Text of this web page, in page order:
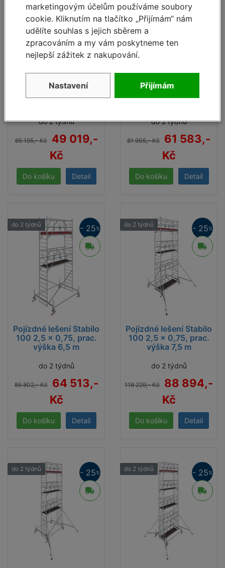
Pojízdné lešení Stabilo
do 2 týdnů
65 195,- Kč
49 019,-
Kč
Detail
Pojízdné lešení Stabilo
100 2,5 x 0,75, prac.
do 2 týdnů
81 905,- Kč
61 583,-
Kč
Detail
Pojízdné lešení Stabilo
100 2,5 x 0,75, prac.
výška 6,5 m
do 2 týdnů
do 2 týdnů
85 802,- Kč
64 513,-
Kč
Detail
- 25%
Pojízdné lešení Stabilo
100 2,5 x 0,75, prac.
výška 7,5 m
do 2 týdnů
do 2 týdnů
118 229,- Kč
88 894,-
Kč
Detail
- 25%
do 2 týdnů - 25% do 2 týdnů - 25%
marketingovým účelům používáme soubory
cookie. Kliknutím na tlačítko „Přijímám“ nám
udělíte souhlas s jejich sběrem a
zpracováním a my vám poskytneme ten
nejlepší zážitek z nakupování.
Nastavení Přijímám